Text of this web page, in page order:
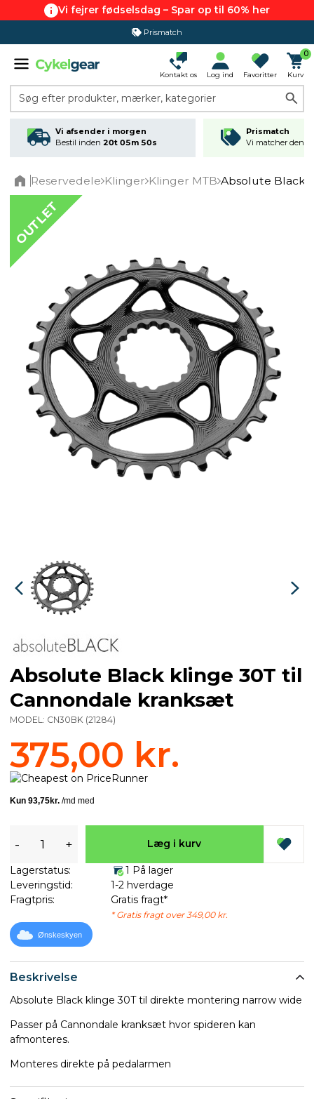
Vi fejrer fødselsdag – Spar op til 60% her
Prismatch
Kontakt os Log ind Favoritter
0
Kurv
Søg efter produkter, mærker, kategorier
Vi afsender i morgen
Bestil inden 20t 05m 50s
Prismatch
Vi matcher den
Reservedele Klinger Klinger MTB Absolute Black
OUTLET
Beskrivelse
Absolute Black klinge 30T til direkte montering narrow wide
Passer på Cannondale kranksæt hvor spideren kan
afmonteres.
Monteres direkte på pedalarmen
Absolute Black klinge 30T til
Cannondale kranksæt
MODEL: CN30BK (21284)
375,00 kr.
- + Læg i kurv
Lagerstatus:
1 På lager
Leveringstid:
1-2 hverdage
Fragtpris:
Gratis fragt*
* Gratis fragt over 349,00 kr.
Ønskeskyen